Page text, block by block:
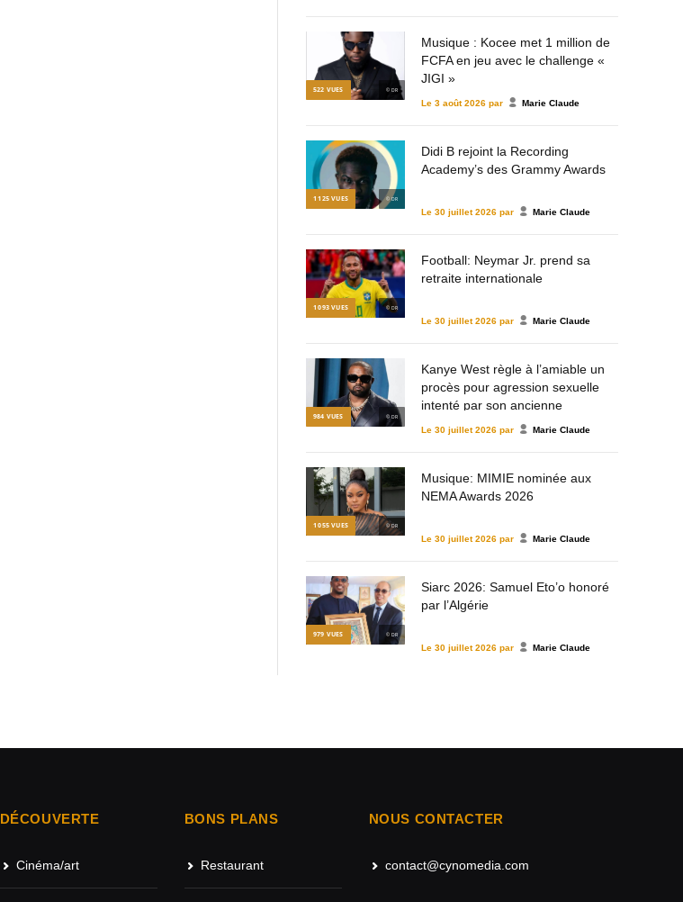
522 VUES © DR
Musique : Kocee met 1 million de
FCFA en jeu avec le challenge «
JIGI »
Le 3 août 2026 par Marie Claude
1 125 VUES © DR
Didi B rejoint la Recording
Academy’s des Grammy Awards
Le 30 juillet 2026 par Marie Claude
1 093 VUES © DR
Football: Neymar Jr. prend sa
retraite internationale
Le 30 juillet 2026 par Marie Claude
984 VUES © DR
Kanye West règle à l’amiable un
procès pour agression sexuelle
intenté par son ancienne
Le 30 juillet 2026 par Marie Claude
1 055 VUES © DR
Musique: MIMIE nominée aux
NEMA Awards 2026
Le 30 juillet 2026 par Marie Claude
979 VUES © DR
Siarc 2026: Samuel Eto’o honoré
par l’Algérie
Le 30 juillet 2026 par Marie Claude
DÉCOUVERTE
Cinéma/art
BONS PLANS
Restaurant
NOUS CONTACTER
contact@cynomedia.com